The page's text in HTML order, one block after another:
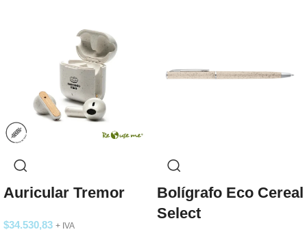
Auricular Tremor
$34.530,83 + IVA
Bolígrafo Eco Cereal
Select